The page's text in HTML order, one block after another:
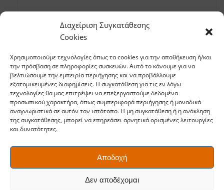
Διαχείριση Συγκατάθεσης
Cookies
Χρησιμοποιούμε τεχνολογίες όπως τα cookies για την αποθήκευση ή/και
την πρόσβαση σε πληροφορίες συσκευών. Αυτό το κάνουμε για να
βελτιώσουμε την εμπειρία περιήγησης και να προβάλλουμε
εξατομικευμένες διαφημίσεις. Η συγκατάθεση για τις εν λόγω
τεχνολογίες θα μας επιτρέψει να επεξεργαστούμε δεδομένα
προσωπικού χαρακτήρα, όπως συμπεριφορά περιήγησης ή μοναδικά
αναγνωριστικά σε αυτόν τον ιστότοπο. Η μη συγκατάθεση ή η ανάκληση
της συγκατάθεσης, μπορεί να επηρεάσει αρνητικά ορισμένες λειτουργίες
και δυνατότητες.
Αποδοχή
Δεν αποδέχομαι
Σετ εξαρτημάτων χειρισμού & ιμάντες για
κλαδευτήρι UPX82